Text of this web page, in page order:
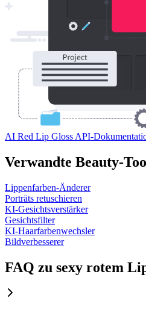
AI Red Lip Gloss API-
Verwandte Beauty-
Lippenfarben-Änderer
Porträts retuschieren
KI-Gesichtsverstärker
Gesichtsfilter
KI-Haarfarbenwechsler
Bildverbesserer
FAQ zu sexy rotem